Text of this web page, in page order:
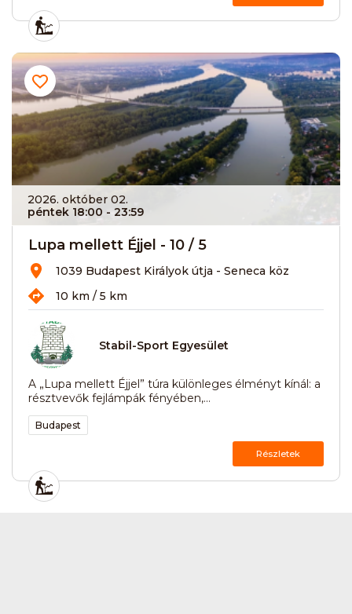
2026. október 02.
péntek 18:00 - 23:59
Lupa mellett Éjjel - 10 / 5
1039 Budapest Királyok útja - Seneca köz
10 km / 5 km
Stabil-Sport Egyesület
A „Lupa mellett Éjjel” túra különleges élményt kínál: a
résztvevők fejlámpák fényében,...
Budapest
Részletek